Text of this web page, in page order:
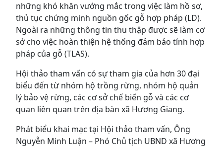
những khó khăn vướng mắc trong việc làm hồ sơ,
thủ tục chứng minh nguồn gốc gỗ hợp pháp (LD).
Ngoài ra những thông tin thu thập được sẽ làm cơ
sở cho việc hoàn thiện hệ thống đảm bảo tính hợp
pháp của gỗ (TLAS).
Hội thảo tham vấn có sự tham gia của hơn 30 đại
biểu đến từ nhóm hộ trồng rừng, nhóm hộ quản
lý bảo vệ rừng, các cơ sở chế biến gỗ và các cơ
quan liên quan trên địa bàn xã Hương Giang.
Phát biểu khai mạc tại Hội thảo tham vấn, Ông
Nguyễn Minh Luận – Phó Chủ tịch UBND xã Hương